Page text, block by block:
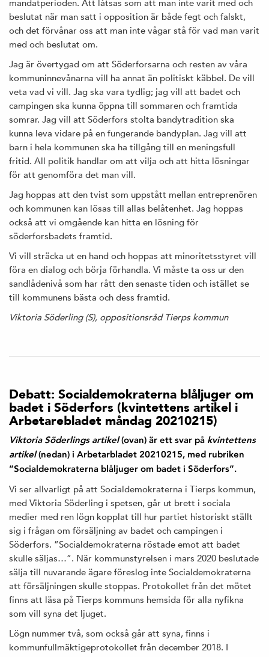
mandatperioden. Att låtsas som att man inte varit med och
beslutat när man satt i opposition är både fegt och falskt,
och det förvånar oss att man inte vågar stå för vad man varit
med och beslutat om.
Jag är övertygad om att Söderforsarna och resten av våra
kommuninnevånarna vill ha annat än politiskt käbbel. De vill
veta vad vi vill. Jag ska vara tydlig; jag vill att badet och
campingen ska kunna öppna till sommaren och framtida
somrar. Jag vill att Söderfors stolta bandytradition ska
kunna leva vidare på en fungerande bandyplan. Jag vill att
barn i hela kommunen ska ha tillgång till en meningsfull
fritid. All politik handlar om att vilja och att hitta lösningar
för att genomföra det man vill.
Jag hoppas att den tvist som uppstått mellan entreprenören
och kommunen kan lösas till allas belåtenhet. Jag hoppas
också att vi omgående kan hitta en lösning för
söderforsbadets framtid.
Vi vill sträcka ut en hand och hoppas att minoritetsstyret vill
föra en dialog och börja förhandla. Vi måste ta oss ur den
sandlådenivå som har rått den senaste tiden och istället se
till kommunens bästa och dess framtid.
Viktoria Söderling (S), oppositionsråd Tierps kommun
Debatt: Socialdemokraterna blåljuger om
badet i Söderfors (kvintettens artikel i
Arbetarebladet måndag 20210215)
Viktoria Söderlings artikel(ovan) är ett svar på kvintettens
artikel(nedan) i Arbetarbladet 20210215, med rubriken
”Socialdemokraterna blåljuger om badet i Söderfors”.
Vi ser allvarligt på att Socialdemokraterna i Tierps kommun,
med Viktoria Söderling i spetsen, går ut brett i sociala
medier med ren lögn kopplat till hur partiet historiskt ställt
sig i frågan om försäljning av badet och campingen i
Söderfors. ”Socialdemokraterna röstade emot att badet
skulle säljas…”. När kommunstyrelsen i mars 2020 beslutade
sälja till nuvarande ägare föreslog inte Socialdemokraterna
att försäljningen skulle stoppas. Protokollet från det mötet
finns att läsa på Tierps kommuns hemsida för alla nyfikna
som vill syna det ljuget.
Lögn nummer två, som också går att syna, finns i
kommunfullmäktigeprotokollet från december 2018. I